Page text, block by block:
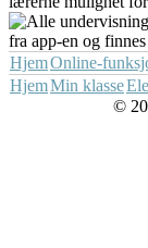
HjemOnline-
HjemMin klasse
©